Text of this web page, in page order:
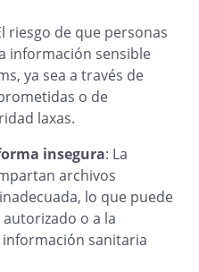
riesgo de que personas
información sensible
ya sea a través de
o de
laxas.
insegura: La
archivos
lo que puede
o a la
sanitaria